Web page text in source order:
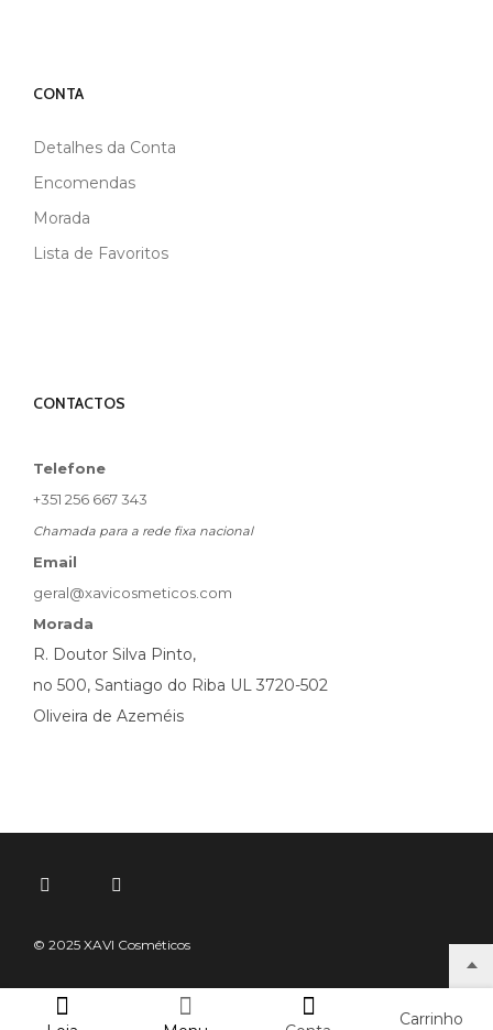
Carrinho
CONTA
Detalhes da Conta
Encomendas
Morada
Lista de Favoritos
CONTACTOS
Telefone
+351 256 667 343
Chamada para a rede fixa nacional
Email
geral@xavicosmeticos.com
Morada
R. Doutor Silva Pinto,
no 500, Santiago do Riba UL 3720-502
Oliveira de Azeméis
© 2025 XAVI Cosméticos